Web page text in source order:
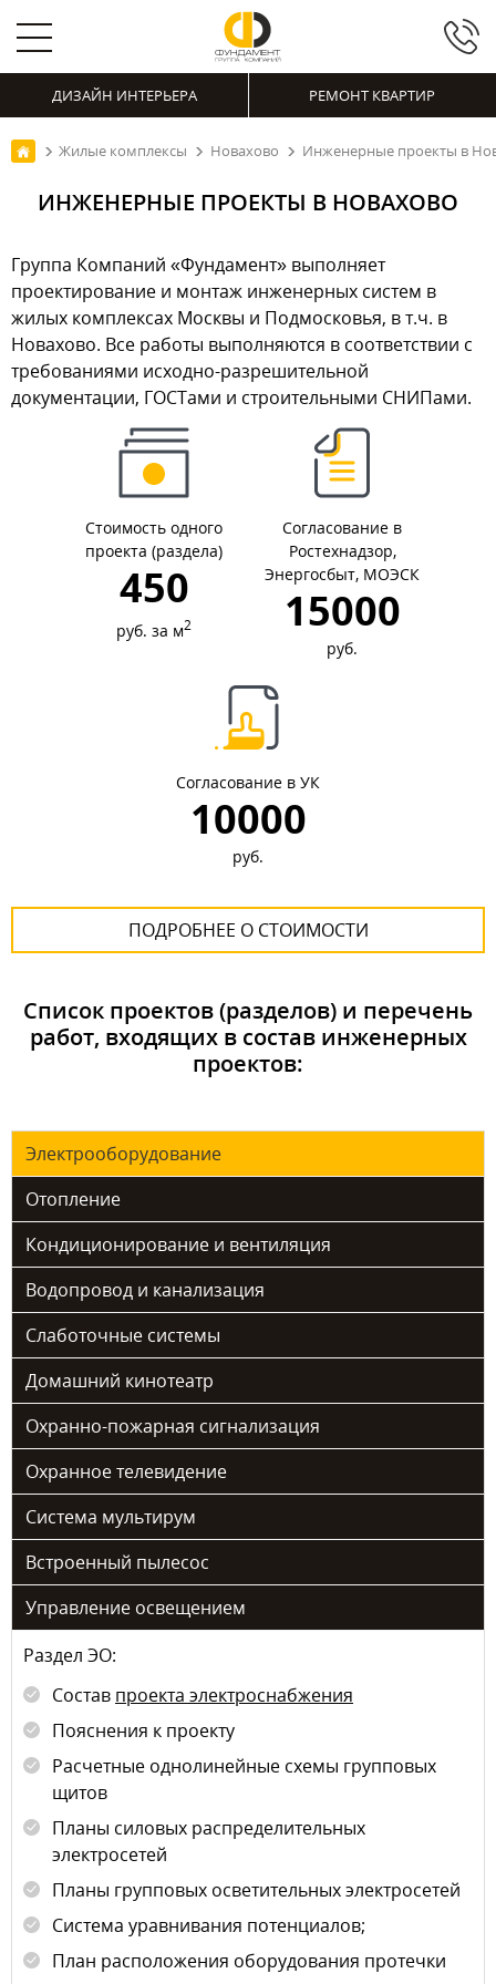
ДИЗАЙН ИНТЕРЬЕРА РЕМОНТ КВАРТИР
Жилые комплексы Новахово Инженерные проекты в
ИНЖЕНЕРНЫЕ ПРОЕКТЫ В НОВАХОВО
Группа Компаний «Фундамент» выполняет
проектирование и монтаж инженерных систем в
жилых комплексах Москвы и Подмосковья, в т.ч. в
Новахово. Все работы выполняются в соответствии с
требованиями исходно-разрешительной
документации, ГОСТами и строительными СНИПами.
Стоимость одного
проекта (раздела)
450
руб. за м2
Согласование в
Ростехнадзор,
Энергосбыт, МОЭСК
15000
руб.
Согласование в УК
10000
руб.
ПОДРОБНЕЕ О СТОИМОСТИ
Список проектов (разделов) и перечень
работ, входящих в состав инженерных
проектов:
Электрооборудование
Отопление
Кондиционирование и вентиляция
Водопровод и канализация
Слаботочные системы
Домашний кинотеатр
Охранно-пожарная сигнализация
Охранное телевидение
Система мультирум
Встроенный пылесос
Управление освещением
Раздел ЭО:
Состав проекта электроснабжения
Пояснения к проекту
Расчетные однолинейные схемы групповых
щитов
Планы силовых распределительных
электросетей
Планы групповых осветительных электросетей
Система уравнивания потенциалов;
План расположения оборудования протечки